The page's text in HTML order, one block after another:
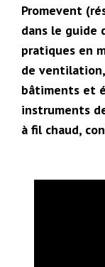
Promevent
dans le guide
pratiques en
de
bâtiments et
instruments
à fil chaud,